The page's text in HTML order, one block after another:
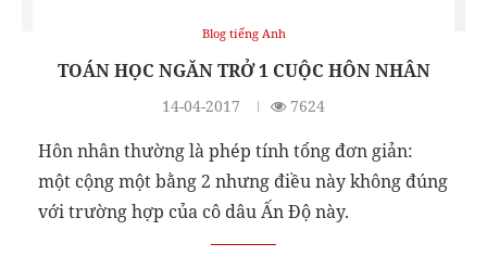
Blog tiếng Anh
TOÁN HỌC NGĂN TRỞ 1 CUỘC HÔN NHÂN
14-04-2017 7624
Hôn nhân thường là phép tính tổng đơn giản:
một cộng một bằng 2 nhưng điều này không đúng
với trường hợp của cô dâu Ấn Độ này.